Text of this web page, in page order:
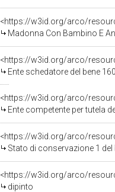
<https://w3id.org/arco/
Madonna Con Bambino E
<https://w3id.org/arco/
Ente schedatore del bene
<https://w3id.org/arco/
Ente competente per tutela
<https://w3id.org/arco/
Stato di conservazione 1
<https://w3id.org/arco/
dipinto